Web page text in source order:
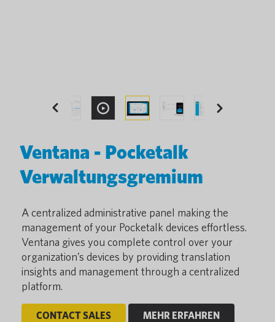
Previous Next
Ventana - Pocketalk
Verwaltungsgremium
A centralized administrative panel making the
management of your Pocketalk devices effortless.
Ventana gives you complete control over your
organization’s devices by providing translation
insights and management through a centralized
platform.
CONTACT SALES MEHR ERFAHREN